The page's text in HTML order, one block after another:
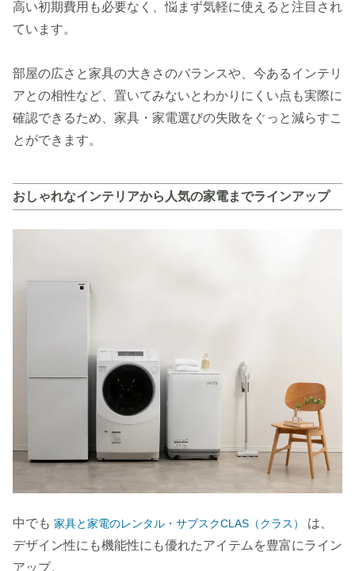
高い初期費用も必要なく、悩まず気軽に使えると注目され
ています。
部屋の広さと家具の大きさのバランスや、今あるインテリ
アとの相性など、置いてみないとわかりにくい点も実際に
確認できるため、家具・家電選びの失敗をぐっと減らすこ
とができます。
おしゃれなインテリアから人気の家電までラインアップ
中でも 家具と家電のレンタル・サブスクCLAS（クラス）
は、
デザイン性にも機能性にも優れたアイテムを豊富にライン
アップ。